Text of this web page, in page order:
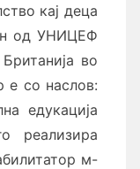
кај деца
од УНИЦЕФ
во
е со наслов:
едукација
реализира
м-